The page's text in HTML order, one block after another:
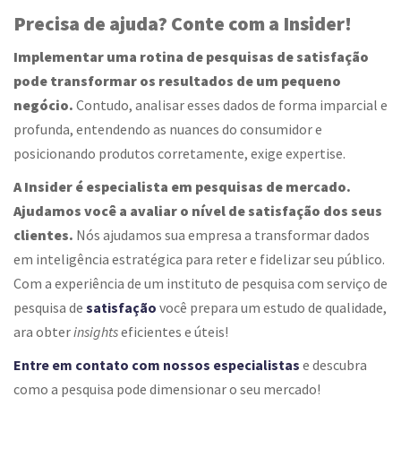
Precisa de ajuda? Conte com a Insider!
Implementar uma rotina de pesquisas de satisfação
pode transformar os resultados de um pequeno
negócio. Contudo, analisar esses dados de forma imparcial e
profunda, entendendo as nuances do consumidor e
posicionando produtos corretamente, exige expertise.
A Insider é especialista em pesquisas de mercado.
Ajudamos você a avaliar o nível de satisfação dos seus
clientes. Nós ajudamos sua empresa a transformar dados
em inteligência estratégica para reter e fidelizar seu público.
Com a experiência de um instituto de pesquisa com serviço de
pesquisa de satisfação você prepara um estudo de qualidade,
ara obterinsightseficientes e úteis!
Entre em contato com nossos especialistas e descubra
como a pesquisa pode dimensionar o seu mercado!